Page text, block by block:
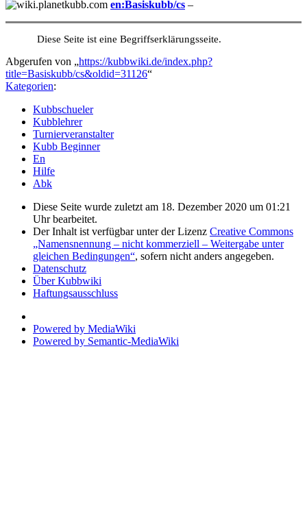
en:Basiskubb/cs –
Diese Seite ist eine Begriffserklärungsseite.
Abgerufen von „https://kubbwiki.de/index.php?
title=Basiskubb/cs&oldid=31126“
Kategorien:
Kubbschueler
Kubblehrer
Turnierveranstalter
Kubb Beginner
En
Hilfe
Abk
Diese Seite wurde zuletzt am 18. Dezember 2020 um 01:21
Uhr bearbeitet.
Der Inhalt ist verfügbar unter der Lizenz Creative Commons
„Namensnennung – nicht kommerziell – Weitergabe unter
gleichen Bedingungen“, sofern nicht anders angegeben.
Datenschutz
Über Kubbwiki
Haftungsausschluss
Powered by MediaWiki
Powered by Semantic-MediaWiki